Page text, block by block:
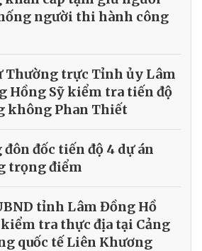
người thi hành công
Thường trực Tỉnh ủy Lâm
Hồng Sỹ kiểm tra tiến độ
không Phan Thiết
đốc tiến độ 4 dự án
trọng điểm
tỉnh Lâm Đồng Hồ
tra thực địa tại Cảng
quốc tế Liên Khương